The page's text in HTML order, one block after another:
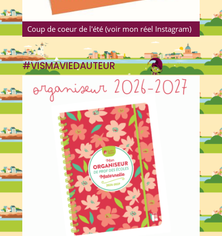
Coup de coeur de l'été (voir mon réel Instagram)
#VISMAVIEDAUTEUR